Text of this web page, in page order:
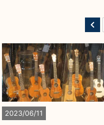
2023/06/11